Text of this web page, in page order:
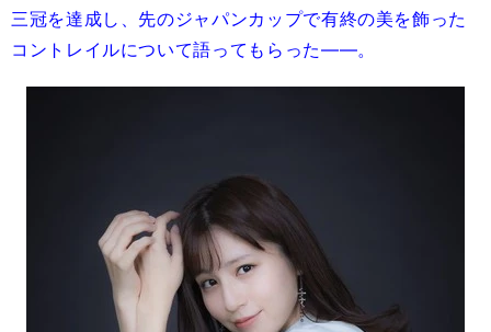
三冠を達成し、先のジャパンカップで有終の美を飾った
コントレイルについて語ってもらった――。